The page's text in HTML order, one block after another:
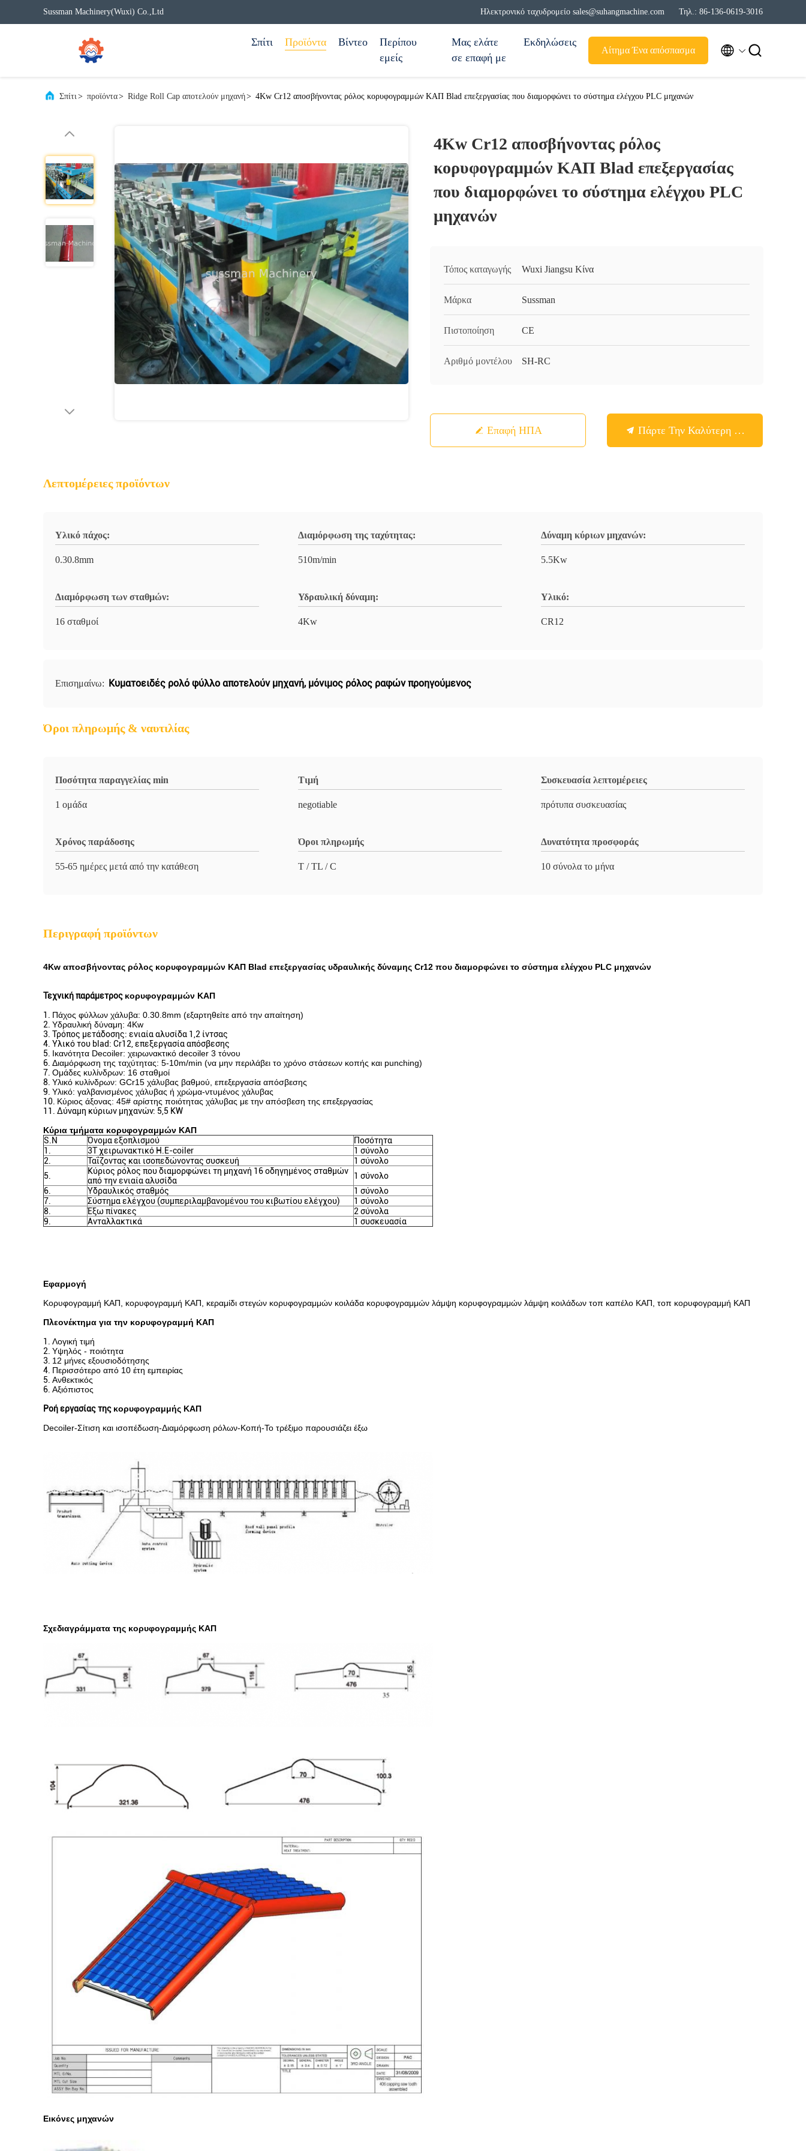
Sussman Machinery(Wuxi) Co.,Ltd Ηλεκτρονικό ταχυδρομείο sales@suhangmachine.com Τηλ.: 86-136-0619-3016
Σπίτι Προϊόντα Βίντεο
Περίπου
εμείς
Μας ελάτε
σε επαφή με
Εκδηλώσεις
Αίτημα Ένα απόσπασμα  
Σπίτι> προϊόντα> Ridge Roll Cap αποτελούν μηχανή> 4Kw Cr12 αποσβήνοντας ρόλος κορυφογραμμών ΚΑΠ Blad επεξεργασίας που διαμορφώνει το σύστημα ελέγχου PLC μηχανών
4Kw Cr12 αποσβήνοντας ρόλος
κορυφογραμμών ΚΑΠ Blad επεξεργασίας
που διαμορφώνει το σύστημα ελέγχου PLC
μηχανών
Τόπος καταγωγής Wuxi Jiangsu Κίνα
Μάρκα Sussman
Πιστοποίηση CE
Αριθμό μοντέλου SH-RC
Επαφή ΗΠΑ Πάρτε Την Καλύτερη Τιμή
Λεπτομέρειες προϊόντων
Υλικό πάχος:
0.30.8mm
Διαμόρφωση της ταχύτητας:
510m/min
Δύναμη κύριων μηχανών:
5.5Kw
Διαμόρφωση των σταθμών:
16 σταθμοί
Υδραυλική δύναμη:
4Kw
Υλικό:
CR12
Επισημαίνω: Κυματοειδές ρολό φύλλο αποτελούν μηχανή, μόνιμος ρόλος ραφών προηγούμενος
Όροι πληρωμής & ναυτιλίας
Ποσότητα παραγγελίας min
1 ομάδα
Τιμή
negotiable
Συσκευασία λεπτομέρειες
πρότυπα συσκευασίας
Χρόνος παράδοσης
55-65 ημέρες μετά από την κατάθεση
Όροι πληρωμής
Τ / TL / C
Δυνατότητα προσφοράς
10 σύνολα το μήνα
Περιγραφή προϊόντων
4Kw αποσβήνοντας ρόλος κορυφογραμμών ΚΑΠ Blad επεξεργασίας υδραυλικής δύναμης Cr12 που διαμορφώνει το σύστημα ελέγχου PLC μηχανών
Τεχνική παράμετρος κορυφογραμμών ΚΑΠ
1. Πάχος φύλλων χάλυβα: 0.30.8mm (εξαρτηθείτε από την απαίτηση)
2. Υδραυλική δύναμη: 4Kw
3. Τρόπος μετάδοσης: ενιαία αλυσίδα 1,2 ίντσας
4. Υλικό του blad: Cr12, επεξεργασία απόσβεσης
5. Ικανότητα Decoiler: χειρωνακτικό decoiler 3 τόνου
6. Διαμόρφωση της ταχύτητας: 5-10m/min (να μην περιλάβει το χρόνο στάσεων κοπής και punching)
7. Ομάδες κυλίνδρων: 16 σταθμοί
8. Υλικό κυλίνδρων: GCr15 χάλυβας βαθμού, επεξεργασία απόσβεσης
9. Υλικό: γαλβανισμένος χάλυβας ή χρώμα-ντυμένος χάλυβας
10. Κύριος άξονας: 45# αρίστης ποιότητας χάλυβας με την απόσβεση της επεξεργασίας
11. Δύναμη κύριων μηχανών: 5,5 KW
Κύρια τμήματα κορυφογραμμών ΚΑΠ
S.N
Όνομα εξοπλισμού
Ποσότητα
1.
3T χειρωνακτικό Η.Ε-coiler
1 σύνολο
2.
Ταΐζοντας και ισοπεδώνοντας συσκευή
1 σύνολο
5.
Κύριος ρόλος που διαμορφώνει τη μηχανή 16 οδηγημένος σταθμών
από την ενιαία αλυσίδα
1 σύνολο
6.
Υδραυλικός σταθμός
1 σύνολο
7.
Σύστημα ελέγχου (συμπεριλαμβανομένου του κιβωτίου ελέγχου)
1 σύνολο
8.
Έξω πίνακες
2 σύνολα
9.
Ανταλλακτικά 1 συσκευασία
Εφαρμογή
Κορυφογραμμή ΚΑΠ, κορυφογραμμή ΚΑΠ, κεραμίδι στεγών κορυφογραμμών κοιλάδα κορυφογραμμών λάμψη κορυφογραμμών λάμψη κοιλάδων τοπ καπέλο ΚΑΠ, τοπ κορυφογραμμή ΚΑΠ
Πλεονέκτημα για την κορυφογραμμή ΚΑΠ
1. Λογική τιμή
2. Υψηλός - ποιότητα
3. 12 μήνες εξουσιοδότησης
4. Περισσότερο από 10 έτη εμπειρίας
5. Ανθεκτικός
6. Αξιόπιστος
Ροή εργασίας της κορυφογραμμής ΚΑΠ
Decoiler-Σίτιση και ισοπέδωση-Διαμόρφωση ρόλων-Κοπή-Το τρέξιμο παρουσιάζει έξω
Σχεδιαγράμματα της κορυφογραμμής ΚΑΠ
Εικόνες μηχανών